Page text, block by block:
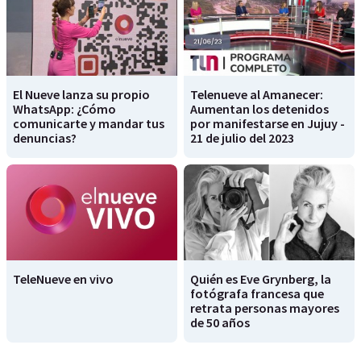
El Nueve lanza su propio
WhatsApp: ¿Cómo
comunicarte y mandar tus
denuncias?
Telenueve al Amanecer:
Aumentan los detenidos
por manifestarse en Jujuy -
21 de julio del 2023
TeleNueve en vivo
Quién es Eve Grynberg, la
fotógrafa francesa que
retrata personas mayores
de 50 años